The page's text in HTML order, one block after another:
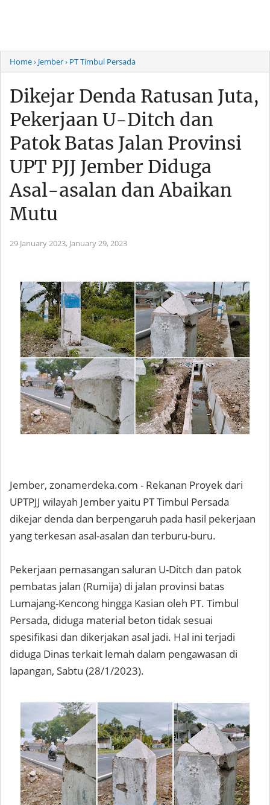
Home› Jember› PT Timbul Persada
Dikejar Denda Ratusan Juta,
Pekerjaan U-Ditch dan
Patok Batas Jalan Provinsi
UPT PJJ Jember Diduga
Asal-asalan dan Abaikan
Mutu
29 January 2023, January 29, 2023
Jember, zonamerdeka.com - Rekanan Proyek dari
UPTPJJ wilayah Jember yaitu PT Timbul Persada
dikejar denda dan berpengaruh pada hasil pekerjaan
yang terkesan asal-asalan dan terburu-buru.
Pekerjaan pemasangan saluran U-Ditch dan patok
pembatas jalan (Rumija) di jalan provinsi batas
Lumajang-Kencong hingga Kasian oleh PT. Timbul
Persada, diduga material beton tidak sesuai
spesifikasi dan dikerjakan asal jadi. Hal ini terjadi
diduga Dinas terkait lemah dalam pengawasan di
lapangan, Sabtu (28/1/2023).